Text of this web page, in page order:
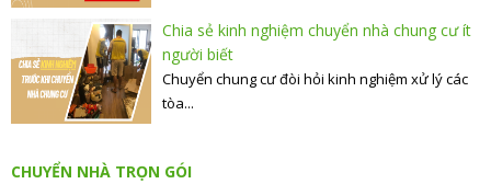
Chia sẻ kinh nghiệm chuyển nhà chung cư ít
người biết
Chuyển chung cư đòi hỏi kinh nghiệm xử lý các
tòa...
CHUYỂN NHÀ TRỌN GÓI